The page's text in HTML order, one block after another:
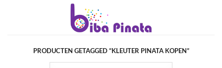
PRODUCTEN GETAGGED “KLEUTER PINATA KOPEN”